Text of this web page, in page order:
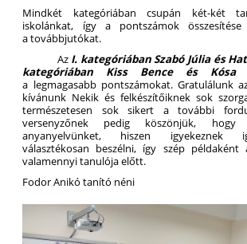
Mindkét kategóriában csupán két-két
iskolánkat, így a pontszámok
a továbbjutókat.
Az I. kategóriában Szabó Júlia és
kategóriában Kiss Bence és Kósa
a legmagasabb pontszámokat. Gratulálunk
kívánunk Nekik és felkészítőiknek sok
természetesen sok sikert a további
versenyzőnek pedig köszönjük,
anyanyelvünket, hiszen igyekeznek
választékosan beszélni, így szép példaként
valamennyi tanulója előtt.
Fodor Anikó tanító néni